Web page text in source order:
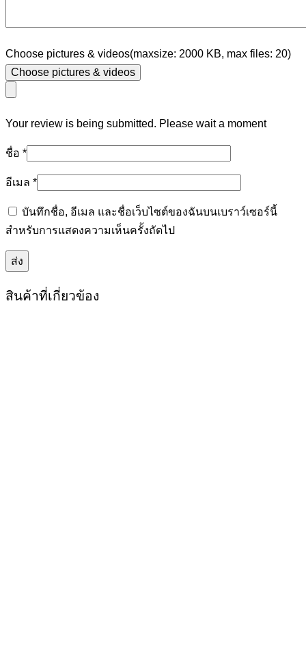
Choose pictures & videos(maxsize: 2000 KB, max files: 20)
Choose pictures & videos
Your review is being submitted. Please wait a moment
ชื่อ *
อีเมล *
บันทึกชื่อ, อีเมล และชื่อเว็บไซต์ของฉันบนเบราว์เซอร์นี้
สำหรับการแสดงความเห็นครั้งถัดไป
สินค้าที่เกี่ยวข้อง